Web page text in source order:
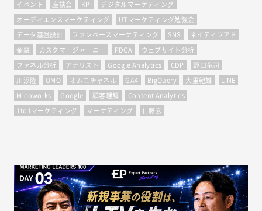
イベント 座談会 KPI デジタルマーケティング
オーディエンスマーケティング UTマーケティング勉強会
データ基盤設計 ファンベースマーケティング SNS ネイティブアド
金融 カスタマージャーニー PDCA ウェブサイト分析
ファネル分析 アナリスト Google Analytics CDP 野口竜司
川添隆 OMO オムニチャネル GA4 BigQuery 大里紀雄 LINE
Micoworks Google 顧客理解 Content Analytics
1to1マーケティング マーケティング 仁藤玄